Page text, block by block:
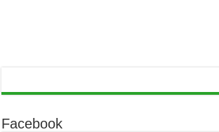
Facebook